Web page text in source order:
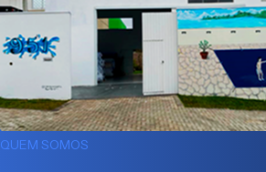
QUEM SOMOS